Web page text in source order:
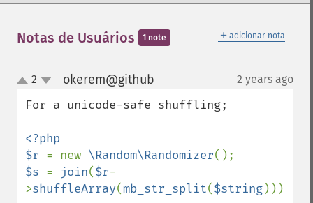
＋ adicionar nota
Notas de Usuários 1 note
up
down
2 okerem@github 2 years ago
For a unicode-safe shuffling;
<?php
$r = new \Random\Randomizer
$s = join($r-
>shuffleArray(mb_str_split($string)));